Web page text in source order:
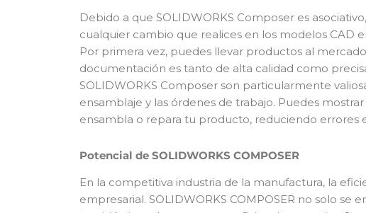
Debido a que SOLIDWORKS Composer es
cualquier cambio que realices en los modelos CAD
Por primera vez, puedes llevar productos al
documentación es tanto de alta calidad como
SOLIDWORKS Composer son particularmente
ensamblaje y las órdenes de trabajo. Puedes
ensambla o repara tu producto, reduciendo errores
Potencial de SOLIDWORKS COMPOSER
En la competitiva industria de la manufactura, la
empresarial. SOLIDWORKS COMPOSER no solo